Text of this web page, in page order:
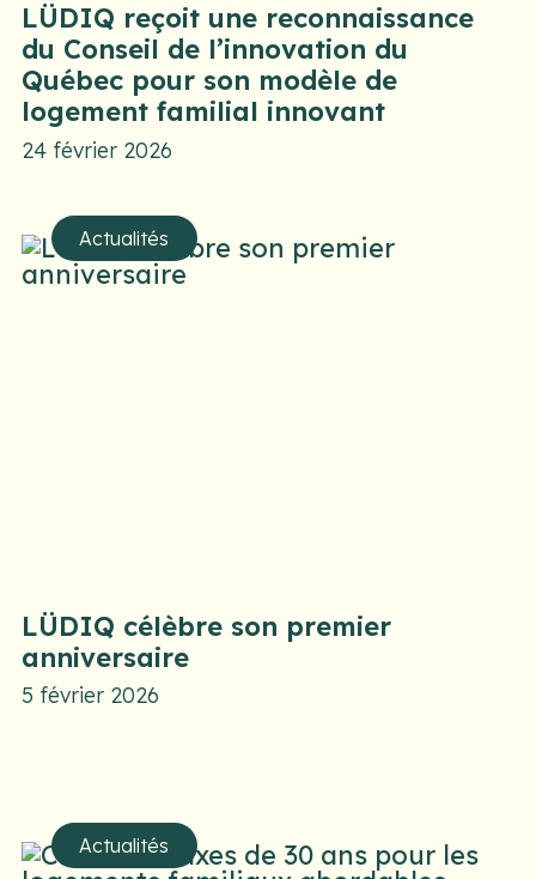
LÜDIQ reçoit une reconnaissance
du Conseil de l’innovation du
Québec pour son modèle de
logement familial innovant
24 février 2026
Actualités
LÜDIQ célèbre son premier
anniversaire
5 février 2026
Actualités